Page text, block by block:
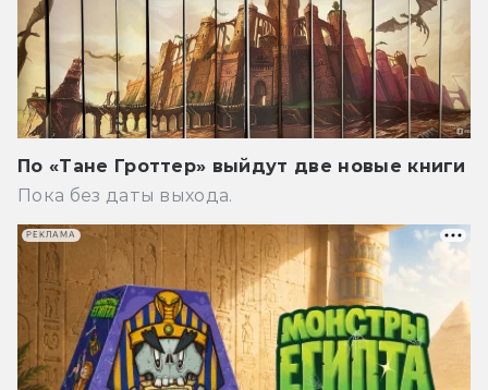
По «Тане Гроттер» выйдут две новые книги
Пока без даты выхода.
РЕКЛАМА